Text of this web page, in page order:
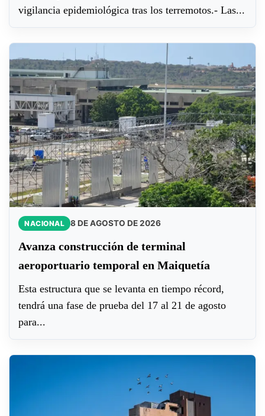
vigilancia epidemiológica tras los terremotos.- Las...
NACIONAL 8 DE AGOSTO DE 2026
‎Avanza construcción de terminal
aeroportuario temporal en Maiquetía
Esta estructura que se levanta en tiempo récord,
tendrá una fase de prueba del 17 al 21 de agosto
para...